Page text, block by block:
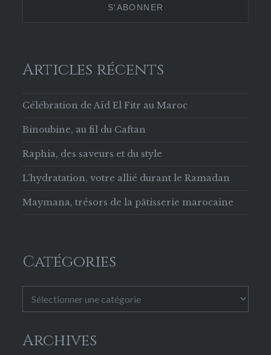
Articles récents
Célébration de Aïd El Fitr au Maroc
Binoubine, au fil du Caftan
Raphia, des saveurs et du style
L’hydratation, votre allié durant le Ramadan
Maymana, trésors de la pâtisserie marocaine
Catégories
Archives